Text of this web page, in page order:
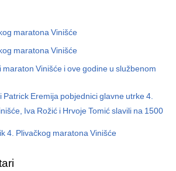
maratona Vinišće
maratona Vinišće
maraton Vinišće i ove godine u službenom
Patrick Eremija pobjednici glavne utrke 4.
Iva Rožić i Hrvoje Tomić slavili na 1500
4. Plivačkog maratona Vinišće